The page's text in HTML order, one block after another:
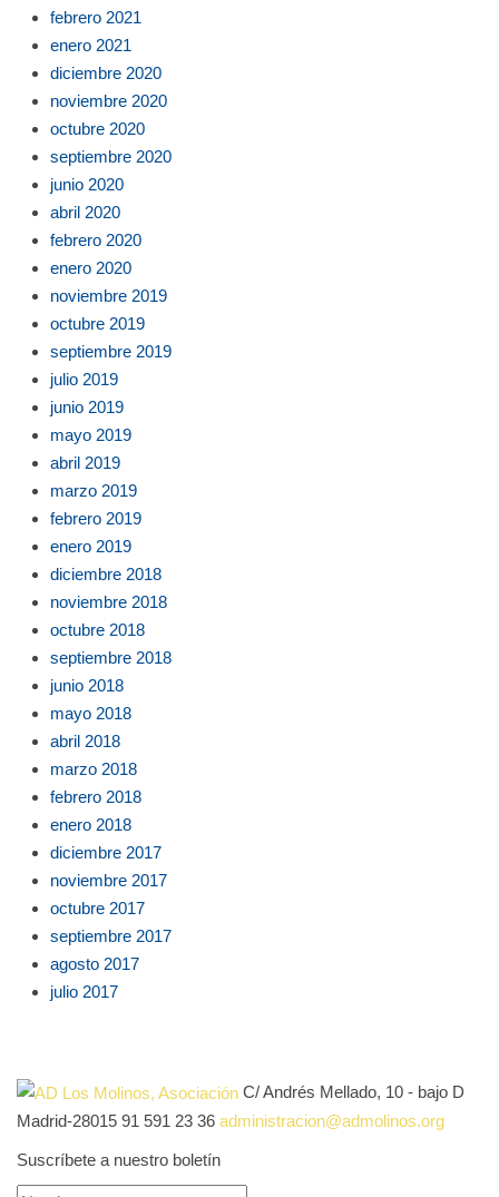
febrero 2021
enero 2021
diciembre 2020
noviembre 2020
octubre 2020
septiembre 2020
junio 2020
abril 2020
febrero 2020
enero 2020
noviembre 2019
octubre 2019
septiembre 2019
julio 2019
junio 2019
mayo 2019
abril 2019
marzo 2019
febrero 2019
enero 2019
diciembre 2018
noviembre 2018
octubre 2018
septiembre 2018
junio 2018
mayo 2018
abril 2018
marzo 2018
febrero 2018
enero 2018
diciembre 2017
noviembre 2017
octubre 2017
septiembre 2017
agosto 2017
julio 2017
C/ Andrés Mellado, 10 - bajo D
Madrid-28015 91 591 23 36 administracion@admolinos.org
Suscríbete a nuestro boletín